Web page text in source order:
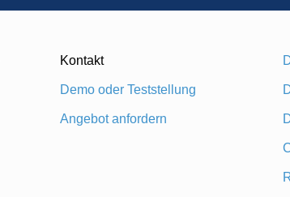
Kontakt
Demo oder Teststellung
Angebot anfordern